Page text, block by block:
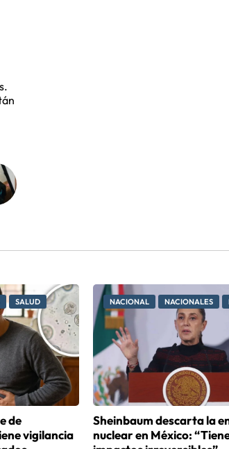
SALUD
de
vigilancia
NACIONAL NACIONALES
Sheinbaum descarta la
nuclear en México: